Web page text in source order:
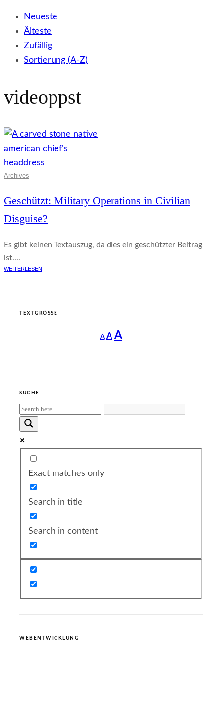
Neueste
Älteste
Zufällig
Sortierung (A-Z)
videoppst
Archives
Geschützt: Military Operations in Civilian
Disguise?
Es gibt keinen Textauszug, da dies ein geschützter Beitrag
ist....
WEITERLESEN
TEXTGRÖSSE
A
Decrease
font
A Reset
AIncrease
SUCHE
Exact matches only
Search in title
Search in content
WEBENTWICKLUNG